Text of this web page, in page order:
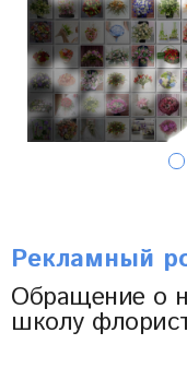
Рекламный
Обращение о
школу